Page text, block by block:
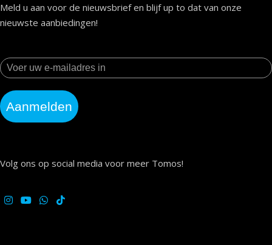
Meld u aan voor de nieuwsbrief en blijf up to dat van onze
nieuwste aanbiedingen!
Aanmelden
Volg ons op social media voor meer Tomos!